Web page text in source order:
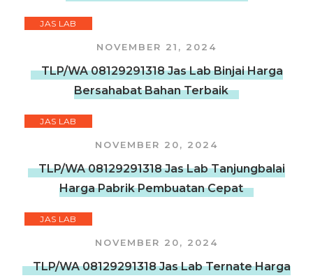
JAS LAB
NOVEMBER 21, 2024
TLP/WA 08129291318 Jas Lab Binjai Harga
Bersahabat Bahan Terbaik
JAS LAB
NOVEMBER 20, 2024
TLP/WA 08129291318 Jas Lab Tanjungbalai
Harga Pabrik Pembuatan Cepat
JAS LAB
NOVEMBER 20, 2024
TLP/WA 08129291318 Jas Lab Ternate Harga